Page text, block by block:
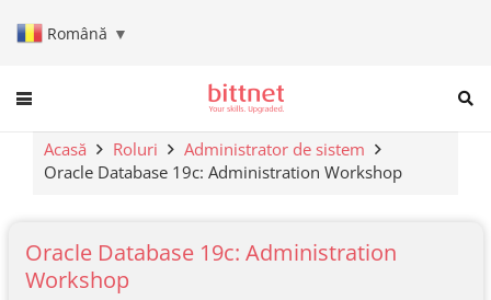
Română ▼
When autocomplete results
Acasă Roluri
Administrator de sistem
Oracle Database 19c: Administration Workshop
Oracle Database 19c: Administration
Workshop